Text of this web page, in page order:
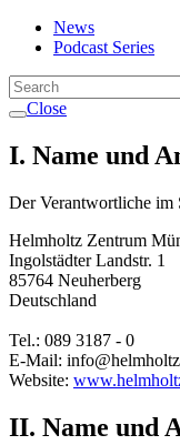
News
Podcast Series
Close
I. Name und
Der Verantwortliche im
Helmholtz Zentrum
Ingolstädter Landstr. 1
85764 Neuherberg
Deutschland
Tel.: 089 3187 - 0
E-Mail:
Website:
II. Name und